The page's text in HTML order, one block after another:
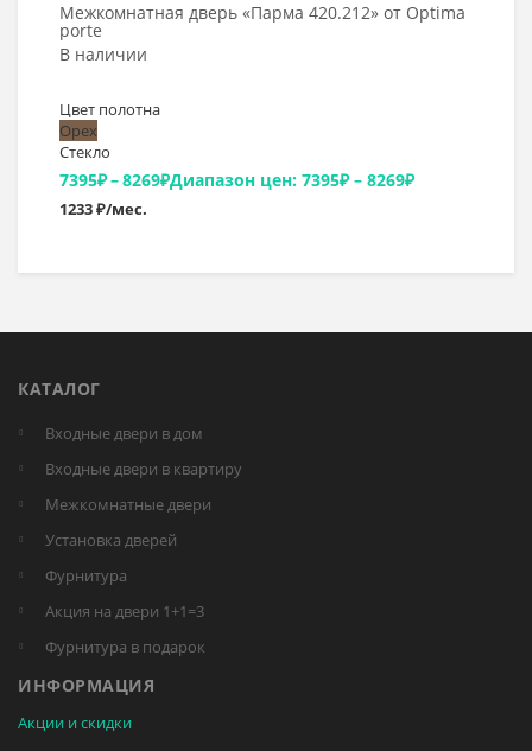
Межкомнатная дверь «Парма 420.212» от Optima
porte
В наличии
Цвет полотна
Орех
Стекло
7395₽–8269₽Диапазон цен: 7395₽ – 8269₽
1233 ₽/мес.
КАТАЛОГ
Входные двери в дом
Входные двери в квартиру
Межкомнатные двери
Установка дверей
Фурнитура
Акция на двери 1+1=3
Фурнитура в подарок
ИНФОРМАЦИЯ
Акции и скидки